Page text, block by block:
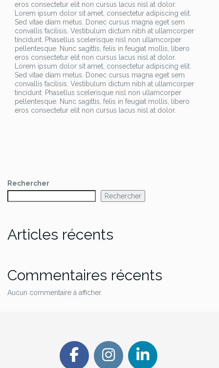
eros consectetur elit non cursus lacus nisl at dolor.
Lorem ipsum dolor sit amet, consectetur adipiscing elit.
Sed vitae diam metus. Donec cursus magna eget sem
convallis facilisis. Vestibulum dictum nibh at ullamcorper
tincidunt. Phasellus scelerisque nisl non ullamcorper
pellentesque. Nunc sagittis, felis in feugiat mollis, libero
eros consectetur elit non cursus lacus nisl at dolor.
Lorem ipsum dolor sit amet, consectetur adipiscing elit.
Sed vitae diam metus. Donec cursus magna eget sem
convallis facilisis. Vestibulum dictum nibh at ullamcorper
tincidunt. Phasellus scelerisque nisl non ullamcorper
pellentesque. Nunc sagittis, felis in feugiat mollis, libero
eros consectetur elit non cursus lacus nisl at dolor.
Rechercher
Rechercher
Articles récents
Commentaires récents
Aucun commentaire à afficher.